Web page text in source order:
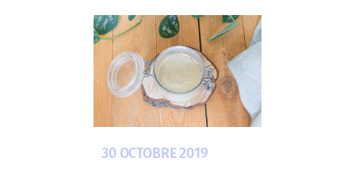
30 OCTOBRE 2019